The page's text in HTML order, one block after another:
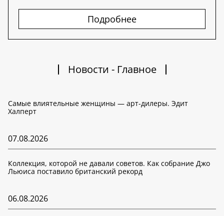
Подробнее
Новости - Главное
Самые влиятельные женщины — арт-дилеры. Эдит
Халперт
07.08.2026
Коллекция, которой не давали советов. Как собрание Джо
Льюиса поставило британский рекорд
06.08.2026